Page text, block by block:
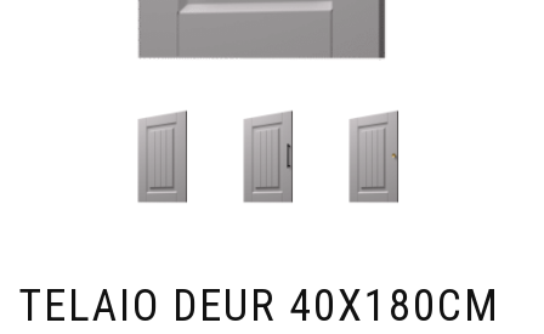
TELAIO DEUR 40X180CM